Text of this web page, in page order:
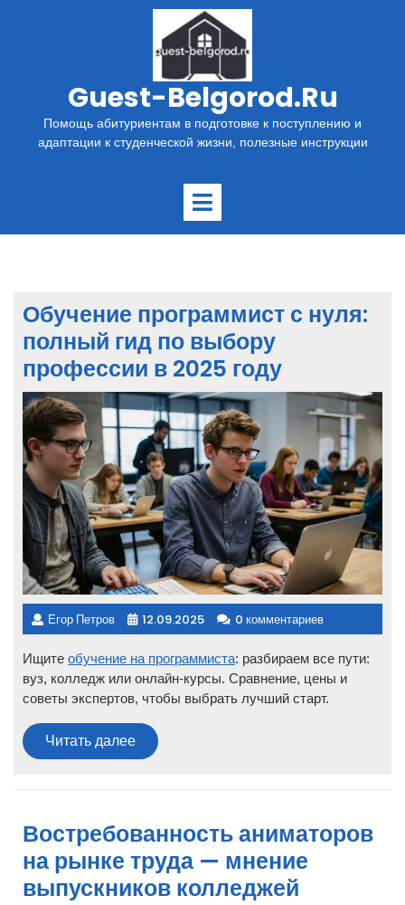
Guest-Belgorod.ru
Помощь абитуриентам в подготовке к поступлению и
адаптации к студенческой жизни, полезные инструкции
Обучение программист с нуля:
полный гид по выбору
профессии в 2025 году
Егор Петров 12.09.2025 0 комментариев
Ищите обучение на программиста: разбираем все пути:
вуз, колледж или онлайн-курсы. Сравнение, цены и
советы экспертов, чтобы выбрать лучший старт.
Читать далееЧитать
далее
Востребованность аниматоров
на рынке труда — мнение
выпускников колледжей